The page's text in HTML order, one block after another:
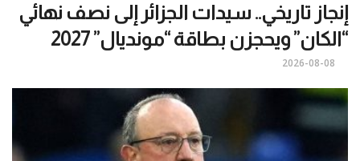
إنجاز تاريخي.. سيدات الجزائر إلى نصف نهائي
“الكان” ويحجزن بطاقة “مونديال” 2027
2026-08-08